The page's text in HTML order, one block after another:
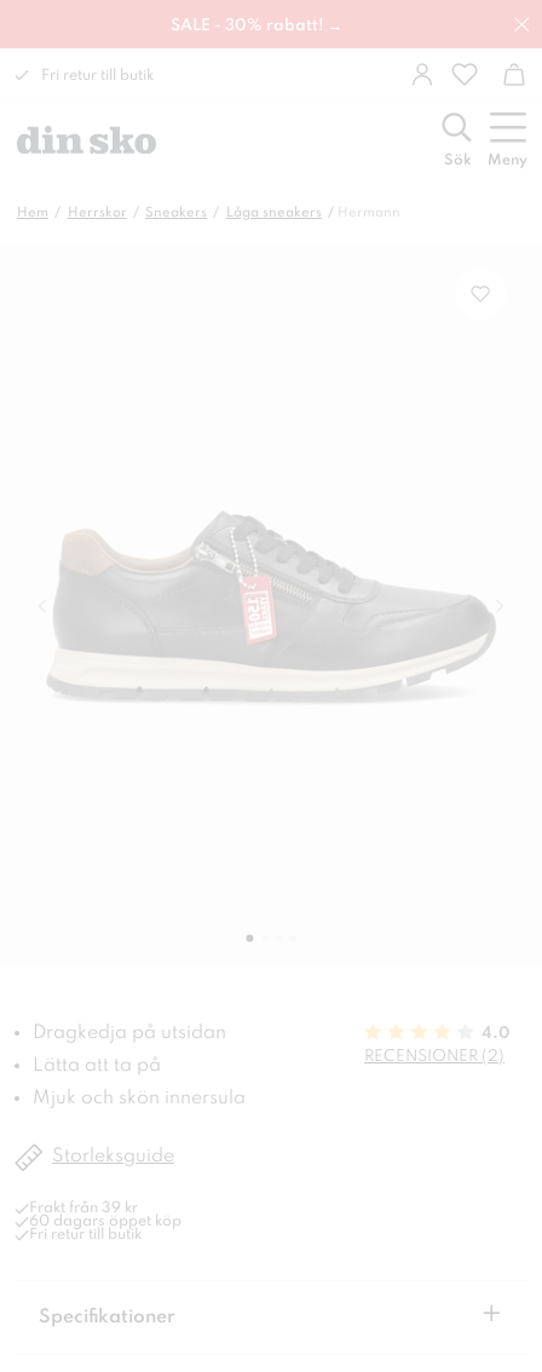
SALE - 30% rabatt! →
Fri retur till butik
Sök Meny
Hem Herrskor Sneakers Låga sneakers Hermann
Dragkedja på utsidan
Lätta att ta på
Mjuk och skön innersula
4.0
RECENSIONER (2)
Storleksguide
Frakt från 39 kr
60 dagars öppet köp
Fri retur till butik
Specifikationer +